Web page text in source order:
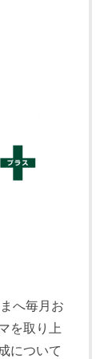
へ毎月お
を取り上
について